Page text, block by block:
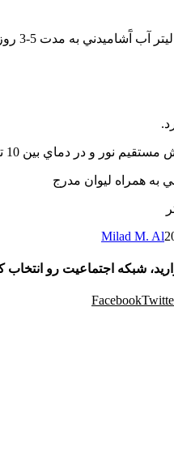
بين 10 تا 25 درجه سانتي گراد نگهداري شود.
به همراه ليوان مدرج
Milad M. Al
شبکه اجتماعیت رو انتخاب
Facebook